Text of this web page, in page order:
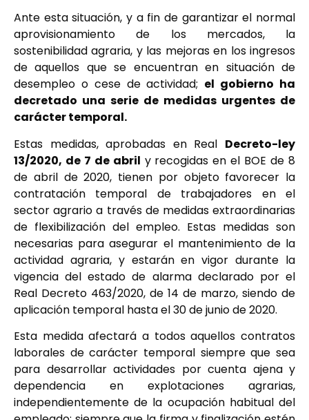
Ante esta situación, y a fin de garantizar el normal
aprovisionamiento de los mercados, la
sostenibilidad agraria, y las mejoras en los ingresos
de aquellos que se encuentran en situación de
desempleo o cese de actividad; el gobierno ha
decretado una serie de medidas urgentes de
carácter temporal.
Estas medidas, aprobadas en Real Decreto-ley
13/2020, de 7 de abril y recogidas en el BOE de 8
de abril de 2020, tienen por objeto favorecer la
contratación temporal de trabajadores en el
sector agrario a través de medidas extraordinarias
de flexibilización del empleo. Estas medidas son
necesarias para asegurar el mantenimiento de la
actividad agraria, y estarán en vigor durante la
vigencia del estado de alarma declarado por el
Real Decreto 463/2020, de 14 de marzo, siendo de
aplicación temporal hasta el 30 de junio de 2020.
Esta medida afectará a todos aquellos contratos
laborales de carácter temporal siempre que sea
para desarrollar actividades por cuenta ajena y
dependencia en explotaciones agrarias,
independientemente de la ocupación habitual del